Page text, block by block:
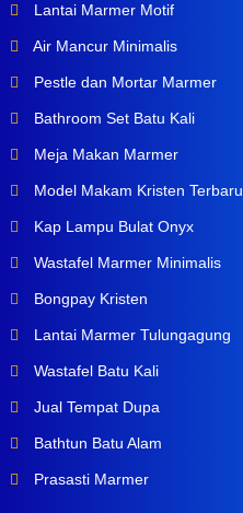
Lantai Marmer Motif
Air Mancur Minimalis
Pestle dan Mortar Marmer
Bathroom Set Batu Kali
Meja Makan Marmer
Model Makam Kristen Terbaru
Kap Lampu Bulat Onyx
Wastafel Marmer Minimalis
Bongpay Kristen
Lantai Marmer Tulungagung
Wastafel Batu Kali
Jual Tempat Dupa
Bathtun Batu Alam
Prasasti Marmer